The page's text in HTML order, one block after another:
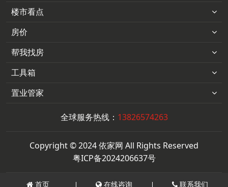
楼市看点
房价
帮我找房
工具箱
置业管家
全球服务热线： 13826574263
Copyright © 2024 依家网 All Rights Reserved
粤ICP备2024206637号
首页 在线咨询 联系我们